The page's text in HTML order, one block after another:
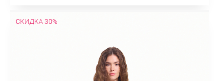
СКИДКА 30%